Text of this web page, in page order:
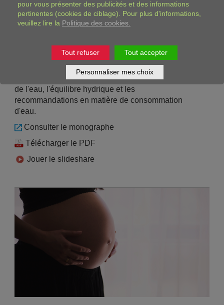
Eau et hydratation : Bases
physiologiques chez l’adulte
Revue du phénomène physiologique de
l'hydratation chez l'adulte, détaillant la répartition
de l'eau, l'équilibre hydrique et les
recommandations en matière de consommation
d'eau.
Consulter le monographe
Télécharger le PDF
Jouer le slideshare
pour vous présenter des publicités et des informations
pertinentes (cookies de ciblage). Pour plus d'informations,
veuillez lire la Politique des cookies.
Tout refuser Tout accepter
Personnaliser mes choix